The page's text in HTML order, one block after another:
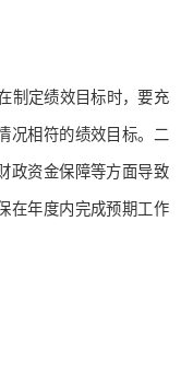
制定绩效目标时，要充
况相符的绩效目标。二
政资金保障等方面导致
在年度内完成预期工作